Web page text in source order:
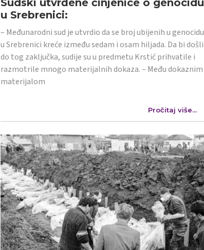
u Srebrenici:
– Međunarodni sud je utvrdio da se broj ubijenih u genocidu
u Srebrenici kreće između sedam i osam hiljada. Da bi došli
do tog zaključka, sudije su u predmetu Krstić prihvatile i
razmotrile mnogo materijalnih dokaza. – Među dokaznim
materijalom
Pročitaj više...